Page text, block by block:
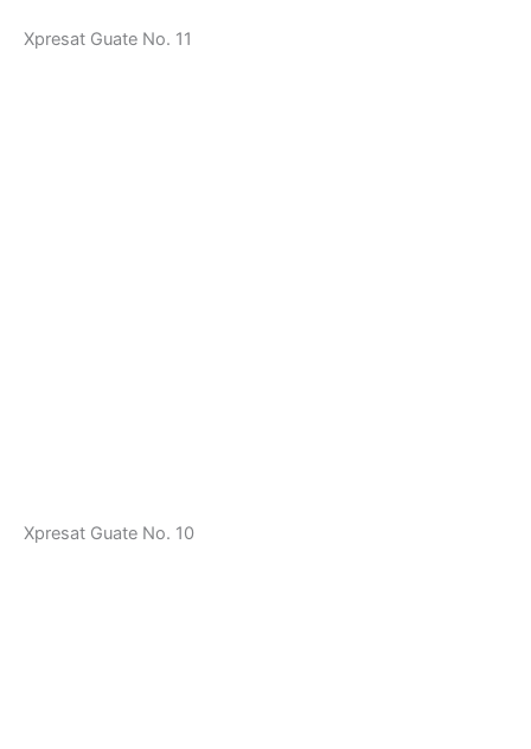
Xpresat Guate No. 11
Xpresat Guate No. 10